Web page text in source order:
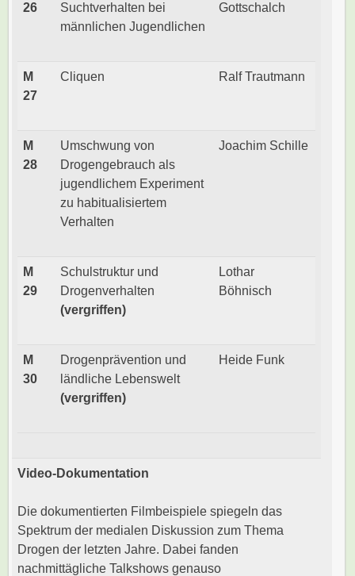
26
Suchtverhalten bei
männlichen Jugendlichen
Gottschalch
M
27
Cliquen Ralf Trautmann
M
28
Umschwung von
Drogengebrauch als
jugendlichem Experiment
zu habitualisiertem
Verhalten
Joachim Schille
M
29
Schulstruktur und
Drogenverhalten
(vergriffen)
Lothar
Böhnisch
M
30
Drogenprävention und
ländliche Lebenswelt
(vergriffen)
Heide Funk
Video-Dokumentation
Die dokumentierten Filmbeispiele spiegeln das
Spektrum der medialen Diskussion zum Thema
Drogen der letzten Jahre. Dabei fanden
nachmittägliche Talkshows genauso